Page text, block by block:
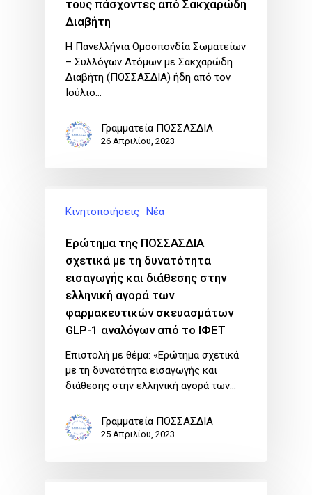
τους πάσχοντες από Σακχαρώδη
Διαβήτη
Η Πανελλήνια Ομοσπονδία Σωματείων
– Συλλόγων Ατόμων με Σακχαρώδη
Διαβήτη (ΠΟΣΣΑΣΔΙΑ) ήδη από τον
Ιούλιο…
Γραμματεία ΠΟΣΣΑΣΔΙΑ
26 Απριλίου, 2023
Κινητοποιήσεις Νέα
Ερώτημα της ΠΟΣΣΑΣΔΙΑ
σχετικά με τη δυνατότητα
εισαγωγής και διάθεσης στην
ελληνική αγορά των
φαρμακευτικών σκευασμάτων
GLP-1 αναλόγων από το ΙΦΕΤ
Επιστολή με θέμα: «Ερώτημα σχετικά
με τη δυνατότητα εισαγωγής και
διάθεσης στην ελληνική αγορά των…
Γραμματεία ΠΟΣΣΑΣΔΙΑ
25 Απριλίου, 2023